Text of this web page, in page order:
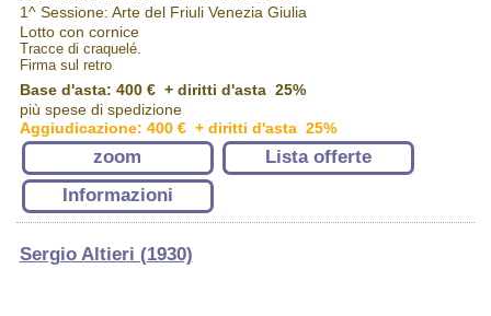
1^ Sessione: Arte del Friuli Venezia Giulia
Lotto con cornice
Tracce di craquelé.
Firma sul retro
Base d'asta: 400 € + diritti d'asta 25%
più spese di spedizione
Aggiudicazione: 400 € + diritti d'asta 25%
zoom
Lista offerte
Informazioni
Sergio Altieri (1930)